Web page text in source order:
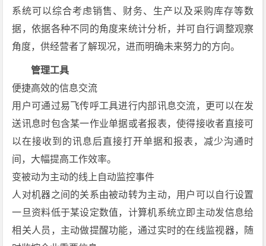
系统可以综合考虑销售、财务、生产以及采购库存等数
据，依据各种不同的角度来统计分析，并可自行调整观察
角度，供经营者了解现况，进而明确未来努力的方向。
管理工具
便捷高效的信息交流
用户可通过易飞传呼工具进行内部讯息交流，更可以在发
送讯息时包含某一作业单据或者报表，使得接收者直接可
以在接收到的讯息后直接打开单据和报表，减少沟通时
间，大幅提高工作效率。
变被动为主动的线上自动监控事件
人对机器之间的关系由被动转为主动，用户可以自行设置
一旦资料低于某设定数值，计算机系统立即主动发信息给
相关人员，主动做提醒功能，通过实时的在线监视器，随